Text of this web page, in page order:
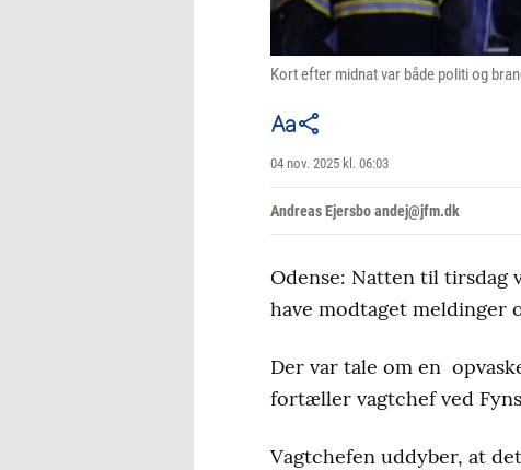
Kort efter midnat var både politi og
04 nov. 2025 kl. 06:03
Andreas Ejersbo andej@jfm.dk
Odense: Natten til tirsdag
have modtaget meldinger
Der var tale om en
fortæller vagtchef ved
Vagtchefen uddyber, at